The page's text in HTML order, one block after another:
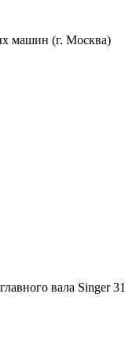
машин (г. Москва)
вала Singer